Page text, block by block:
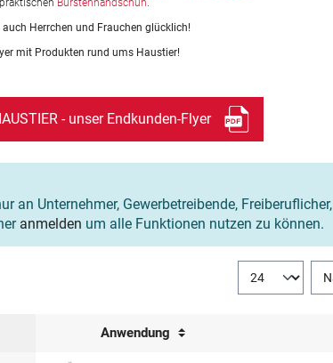
Bürstenhandschuh.
Herrchen und Frauchen glücklich!
mit Produkten rund ums Haustier!
- unser Endkunden-Flyer
an Unternehmer, Gewerbetreibende,
anmelden um alle Funktionen nutzen zu können.
Anwendung